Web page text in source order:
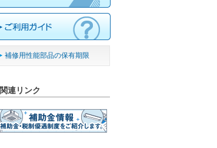
補修用性能部品の保有期限
関連リンク